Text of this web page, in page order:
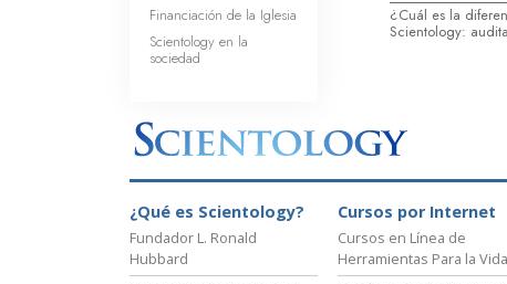
¿Cuál es la
Scientology:
Financiación de la Iglesia
Scientology en la
sociedad
¿Qué es Scientology?
Fundador L. Ronald
Hubbard
Cursos por Internet
Cursos en Línea de
Herramientas Para la Vida